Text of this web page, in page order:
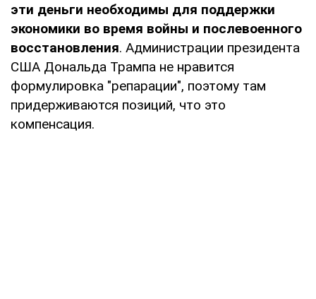
эти деньги необходимы для поддержки
экономики во время войны и послевоенного
восстановления. Администрации президента
США Дональда Трампа не нравится
формулировка "репарации", поэтому там
придерживаются позиций, что это
компенсация.